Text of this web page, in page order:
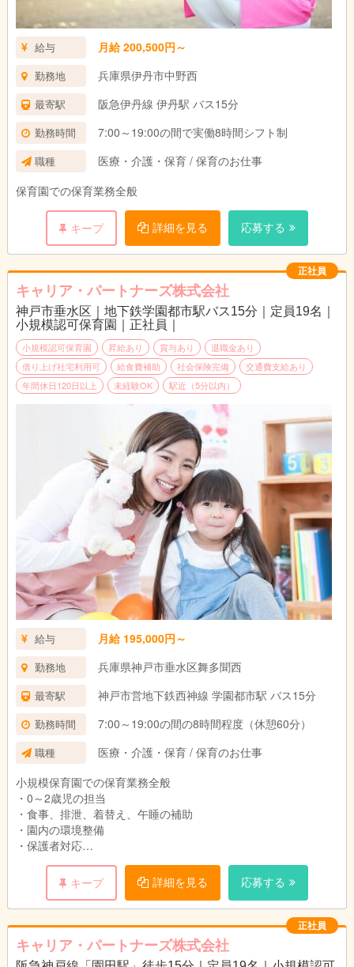
給与 月給 200,500円～
勤務地 兵庫県伊丹市中野西
最寄駅 阪急伊丹線 伊丹駅 バス15分
勤務時間 7:00～19:00の間で実働8時間シフト制
職種
医療・介護・保育 / 保育のお仕事
保育園での保育業務全般
キープ 詳細を見る 応募する
正社員
キャリア・パートナーズ株式会社
神戸市垂水区｜地下鉄学園都市駅バス15分｜定員19名｜
小規模認可保育園｜正社員｜
小規模認可保育園 昇給あり 賞与あり
退職金あり
借り上げ社宅利用可
給食費補助 社会保険完備
交通費支給あり
年間休日120日以上
未経験OK 駅近（5分以内）
給与 月給 195,000円～
勤務地 兵庫県神戸市垂水区舞多聞西
最寄駅 神戸市営地下鉄西神線 学園都市駅 バス15分
勤務時間 7:00～19:00の間の8時間程度（休憩60分）
職種
医療・介護・保育 / 保育のお仕事
小規模保育園での保育業務全般
・0～2歳児の担当
・食事、排泄、着替え、午睡の補助
・園内の環境整備
・保護者対応
・連絡帳、各書類の記入
キープ
詳細を見る 応募する
正社員
キャリア・パートナーズ株式会社